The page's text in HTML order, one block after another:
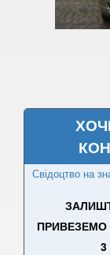
PEUGEOT
ROVER
SAAB
SKODA
Свідоцтво на
ПРИВЕЗЕМО